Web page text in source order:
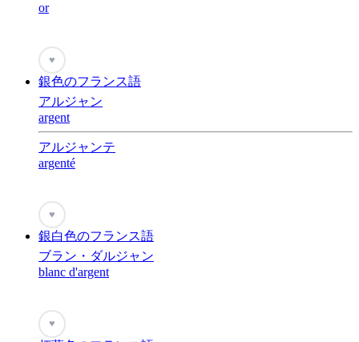
or
♥
銀色のフランス語
アルジャン
argent
アルジャンテ
argenté
♥
銀白色のフランス語
ブラン・ダルジャン
blanc d'argent
♥